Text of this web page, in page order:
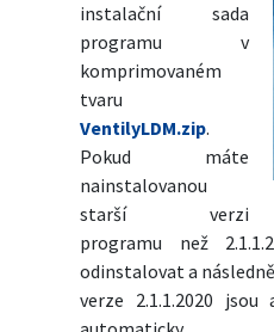
instalační sada
programu v
komprimovaném
tvaru
VentilyLDM.zip.
Pokud máte
nainstalovanou
starší verzi
programu než
odinstalovat a
verze 2.1.1.2020